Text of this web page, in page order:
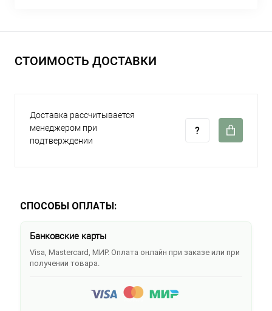
СТОИМОСТЬ ДОСТАВКИ
Доставка рассчитывается
менеджером при
подтверждении
СПОСОБЫ ОПЛАТЫ:
Банковские карты
Visa, Mastercard, МИР. Оплата онлайн при заказе или при
получении товара.